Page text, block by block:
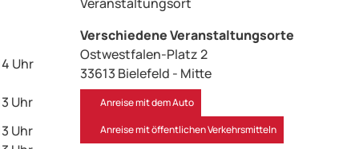
Uhr
Uhr
Uhr
Verschiedene Veranstaltungsorte
Ostwestfalen-Platz 2
33613 Bielefeld - Mitte
Anreise mit dem Auto
Anreise mit öffentlichen Verkehrsmitteln